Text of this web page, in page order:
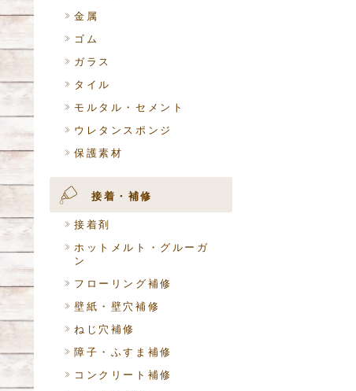
金属
ゴム
ガラス
タイル
モルタル・セメント
ウレタンスポンジ
保護素材
接着・補修
接着剤
ホットメルト・グルーガ
ン
フローリング補修
壁紙・壁穴補修
ねじ穴補修
障子・ふすま補修
コンクリート補修